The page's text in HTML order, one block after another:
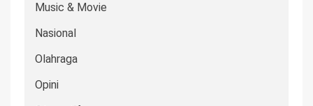
Music & Movie
Nasional
Olahraga
Opini